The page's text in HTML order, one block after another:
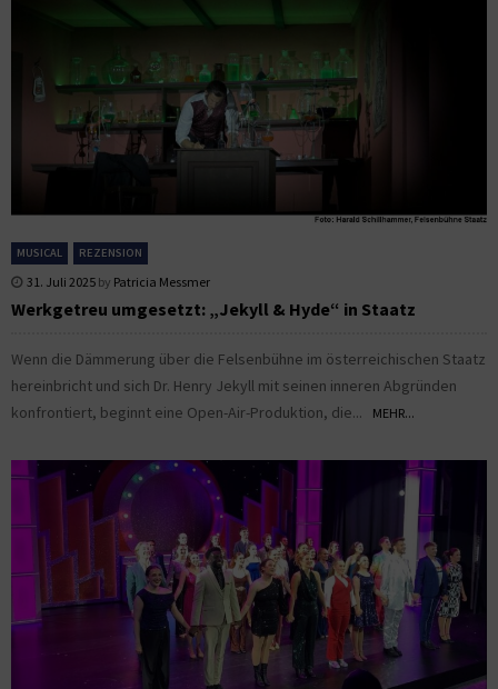
MUSICAL REZENSION
31. Juli 2025 by Patricia Messmer
Werkgetreu umgesetzt: „Jekyll & Hyde“ in Staatz
Wenn die Dämmerung über die Felsenbühne im österreichischen Staatz
hereinbricht und sich Dr. Henry Jekyll mit seinen inneren Abgründen
konfrontiert, beginnt eine Open-Air-Produktion, die...
MEHR...